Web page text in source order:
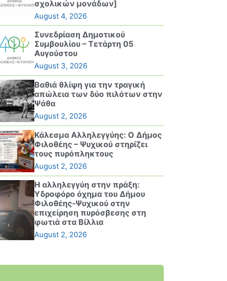
σχολικών μονάδων]
August 4, 2026
Συνεδρίαση Δημοτικού
Συμβουλίου – Τετάρτη 05
Αυγούστου
August 3, 2026
Βαθιά θλίψη για την τραγική
απώλεια των δύο πιλότων στην
Ψάθα
August 2, 2026
Κάλεσμα Αλληλεγγύης: Ο Δήμος
Φιλοθέης – Ψυχικού στηρίζει
τους πυρόπληκτους
August 2, 2026
Η αλληλεγγύη στην πράξη:
Υδροφόρο όχημα του Δήμου
Φιλοθέης-Ψυχικού στην
επιχείρηση πυρόσβεσης στη
φωτιά στα Βίλλια
August 2, 2026